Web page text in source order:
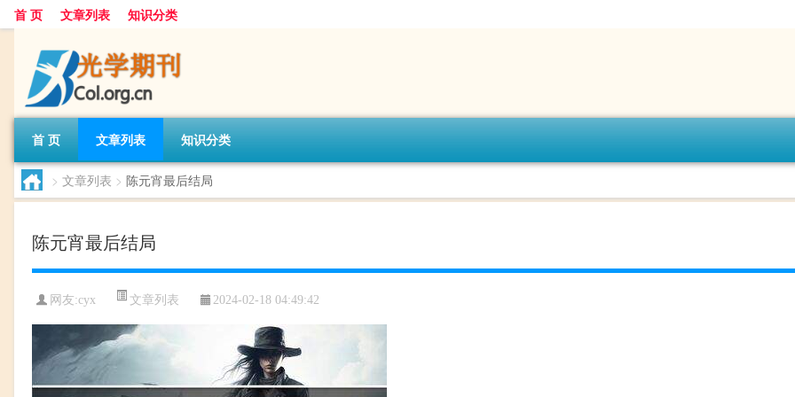
首 页 文章列表 知识分类
首 页 文章列表 知识分类
> 文章列表 > 陈元宵最后结局
陈元宵最后结局
网友:cyx 文章列表 2024-02-18 04:49:42